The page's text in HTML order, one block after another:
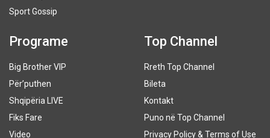
Sport Gossip
Programe
Big Brother VIP
Për’puthen
Shqipëria LIVE
Fiks Fare
Video
Top Channel
Rreth Top Channel
Bileta
Kontakt
Puno në Top Channel
Privacy Policy & Terms of Use